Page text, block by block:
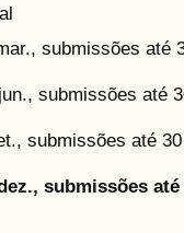
submissões até
submissões até
submissões até
submissões